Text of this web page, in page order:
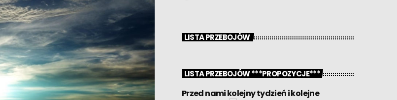
LISTA PRZEBOJÓW
LISTA PRZEBOJÓW ***PROPOZYCJE***
Przed nami kolejny tydzień i kolejne